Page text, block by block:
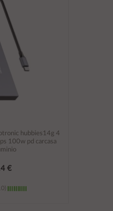
hubbies14g 4
100w pd carcasa
€